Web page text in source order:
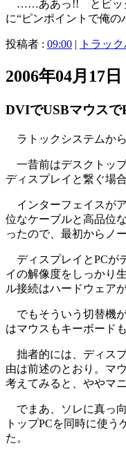
……ああっ!! とビック
に“ピンポイントで俺
投稿者 : 09:00 | トラッ
2006年04月17日
DVIでUSBマウスで
ラトックシステムから
一昔前はデスクトッ
ディスプレイと繋ぐ場
インターフェイスが
位なケーブルと高品位
ったので、最初からノ
ディスプレイとPCが
イの解像度をしっかり
ル接続はハードウェア
でもそういう切替機
はマウスもキーボード
拙者的には、ディス
由は前述のとおり。マ
考えてみると、ややマ
でまあ、ソレに真っ
トップPCを同時に使
た。